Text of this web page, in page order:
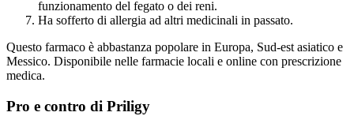
funzionamento del fegato o dei reni.
Ha sofferto di allergia ad altri medicinali in passato.
Questo farmaco è abbastanza popolare in Europa, Sud-est asiatico e
Messico. Disponibile nelle farmacie locali e online con prescrizione
medica.
Pro e contro di Priligy